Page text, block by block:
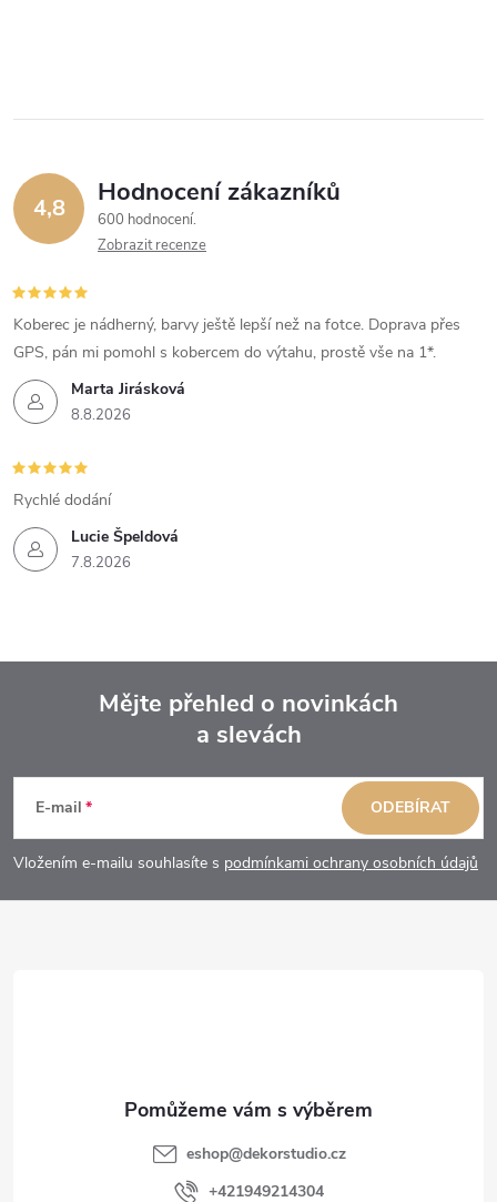
4,8 Hodnocení zákazníků
600 hodnocení
Zobrazit recenze
Marta Jirásková
8.8.2026
Koberec je nádherný, barvy ještě lepší než na fotce. Doprava přes
GPS, pán mi pomohl s kobercem do výtahu, prostě vše na 1*.
Lucie Špeldová
7.8.2026
Rychlé dodání
p
a
Mějte přehled o novinkách
a slevách
E-mail
Vložením e-mailu souhlasíte s podmínkami ochrany osobních údajů
ODEBÍRAT
eshop@dekorstudio.cz
+421949214304